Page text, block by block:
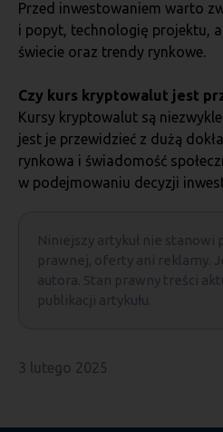
Przed inwestowaniem warto
i popyt, technologię projektu,
świecie oraz trendy rynkowe.
Czy kurs kryptowalut jest
Kursy kryptowalut są
jest je przewidzieć z dużą
rynkowa i świadomość
w podejmowaniu decyzji
Niniejszy artykuł nie stanowi
prawnej, oferty ani reklamy.
autora. Stan prawny treści
publikacji artykułu.
3 lutego 2025